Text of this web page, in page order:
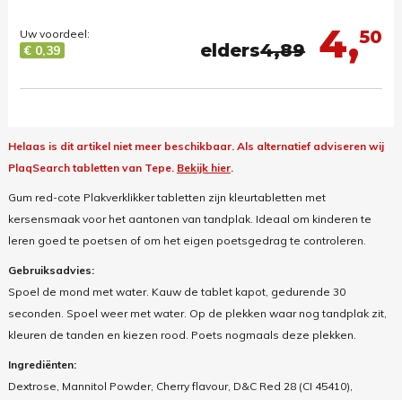
4,50
elders4,89
Uw voordeel:
€ 0,39
Helaas is dit artikel niet meer beschikbaar. Als alternatief adviseren wij
PlaqSearch tabletten van Tepe. Bekijk hier.
Gum red-cote Plakverklikker tabletten zijn kleurtabletten met
kersensmaak voor het aantonen van tandplak. Ideaal om kinderen te
leren goed te poetsen of om het eigen poetsgedrag te controleren.
Gebruiksadvies:
Spoel de mond met water. Kauw de tablet kapot, gedurende 30
seconden. Spoel weer met water. Op de plekken waar nog tandplak zit,
kleuren de tanden en kiezen rood. Poets nogmaals deze plekken.
Ingrediënten:
Dextrose, Mannitol Powder, Cherry flavour, D&C Red 28 (CI 45410),